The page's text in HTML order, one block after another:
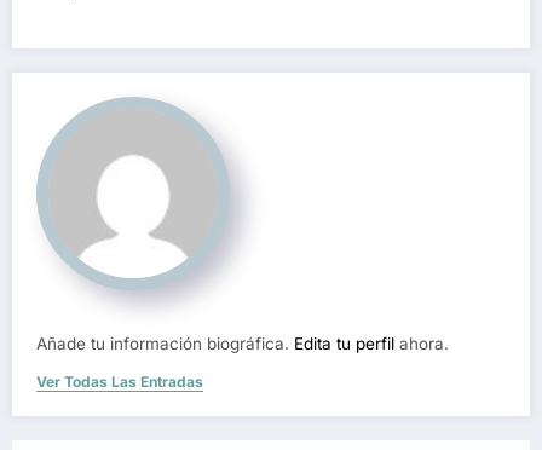
Añade tu información biográfica. Edita tu perfil ahora.
Ver Todas Las Entradas